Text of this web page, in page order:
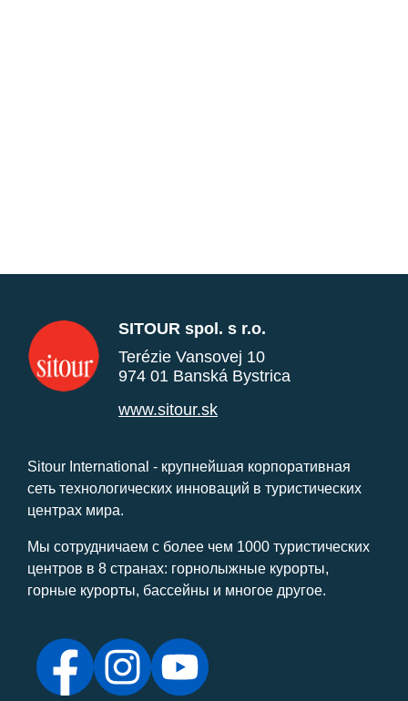
SITOUR spol. s r.o.
Terézie Vansovej 10
974 01 Banská Bystrica
www.sitour.sk
Sitour International - крупнейшая корпоративная
сеть технологических инноваций в туристических
центрах мира.
Мы сотрудничаем с более чем 1000 туристических
центров в 8 странах: горнолыжные курорты,
горные курорты, бассейны и многое другое.